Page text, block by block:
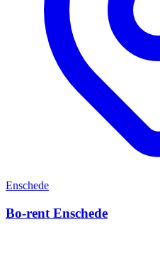
Enschede
Bo-rent Enschede